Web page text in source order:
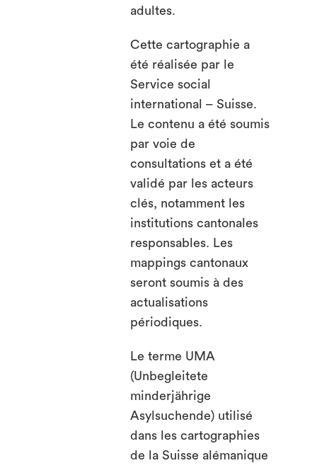
adultes.
Cette cartographie a
été réalisée par le
Service social
international – Suisse.
Le contenu a été soumis
par voie de
consultations et a été
validé par les acteurs
clés, notamment les
institutions cantonales
responsables. Les
mappings cantonaux
seront soumis à des
actualisations
périodiques.
Le terme UMA
(Unbegleitete
minderjährige
Asylsuchende) utilisé
dans les cartographies
de la Suisse alémanique